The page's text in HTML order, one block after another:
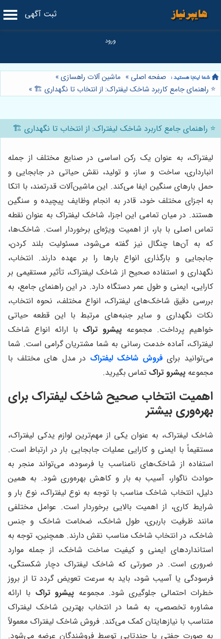
ثبت آگهی
صفحه اصلی » ماشین آلات راهسازی»
⭐️ راهنمای جامع کاربرد شاخک لیفتراک: از انتخاب تا نگهداری 🏗️ »
⭐️ راهنمای جامع کاربرد شاخک لیفتراک: از انتخاب تا نگهداری 🏗️
لیفتراک، به عنوان یک رکن اساسی در صنایع مختلف از جمله
انبارداری، ساخت و ساز، و تولید، نقش حیاتی در جابجایی و
حمل بارهای سنگین ایفا می‌کند. این ماشین‌آلات قدرتمند، با اتکا
به اجزای مختلف خود، قادر به انجام وظایف پیچیده و سنگین
هستند. در میان تمامی این اجزا، شاخک لیفتراک به عنوان نقطه
تماس اصلی با بار، از اهمیت ویژه‌ای برخوردار است. شاخک‌ها،
که به آن‌ها چنگال نیز گفته می‌شود، مسئولیت بلند کردن،
جابجایی و بارگذاری انواع بارها را بر عهده دارند. انتخاب،
نگهداری و استفاده صحیح از شاخک لیفتراک، تأثیر مستقیمی بر
کارایی، ایمنی و طول عمر دستگاه دارد. در این راهنمای جامع، به
بررسی دقیق شاخک‌های لیفتراک، انواع مختلف، نحوه انتخاب،
نکات نگهداری و سایر جنبه‌های مرتبط با این قطعه حیاتی
خواهیم پرداخت. مجموعه پیشرو تراک با ارائه انواع شاخک
لیفتراک، آماده خدمت رسانی به شما مشتریان گرامی است. شما
می‌توانید برایفروش شاخک لیفتراک در مدل های مختلف با
مجموعه پیشرو تراک تماس بگیرید.
اهمیت انتخاب صحیح شاخک لیفتراک برای
بهره‌وری بیشتر
شاخک لیفتراک، به عنوان یکی از مهم‌ترین لوازم یدکی لیفتراک،
مستقیماً با ایمنی و کارایی عملیات جابجایی بار در ارتباط است.
استفاده از شاخک‌های نامناسب یا فرسوده، می‌تواند منجر به
حوادث ناگوار، آسیب به بار و کاهش بهره‌وری شود. به همین
دلیل، انتخاب شاخک مناسب با توجه به نوع لیفتراک، نوع بار و
شرایط کاری، از اهمیت بالایی برخوردار است. عوامل مختلفی
مانند ظرفیت باربری، طول شاخک، ضخامت شاخک و جنس
شاخک، در انتخاب شاخک مناسب نقش دارند. همچنین، توجه به
استانداردهای ایمنی و کیفیت ساخت شاخک، از جمله موارد
ضروری است. در صورتی که شاخک لیفتراک دچار شکستگی،
فرسودگی یا آسیب شود، باید به سرعت تعویض گردد تا از بروز
خطرات احتمالی جلوگیری شود. مجموعه پیشرو تراک با ارائه
مشاوره تخصصی، به شما در انتخاب بهترین شاخک لیفتراک
متناسب با نیازهایتان کمک می‌کند. فروش شاخک لیفتراک معمولاً
به صورت جفتی یا چندتایی توسط فروشندگان عرضه می‌شود.